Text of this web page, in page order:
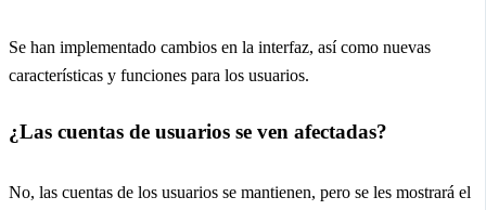
Se han implementado cambios en la interfaz, así como nuevas
características y funciones para los usuarios.
¿Las cuentas de usuarios se ven afectadas?
No, las cuentas de los usuarios se mantienen, pero se les mostrará el